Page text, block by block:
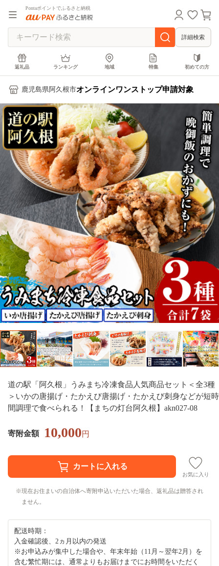
Pontaポイントでふるさと納税
詳細検索
返礼品 ランキング 地域 特集 初めての方
鹿児島県阿久根市オンラインワンストップ申請対象
道の駅「阿久根」うみまち冷凍食品人気商品セット＜全3種
＞いかの唐揚げ・たかえび唐揚げ・たかえび刺身などが短時
間調理で食べられる！【まちの灯台阿久根】akn027-08
寄附金額 10,000円
お気に入り
現在お住まいの自治体へ寄附申込いただいた場合、返礼品は贈答され
ません。
配送時期：
入金確認後、2ヵ月以内の発送
※お申込みが集中した場合や、年末年始（11月～翌年2月）を
含む繁忙期には、通常よりもお届けまでにお時間をいただく